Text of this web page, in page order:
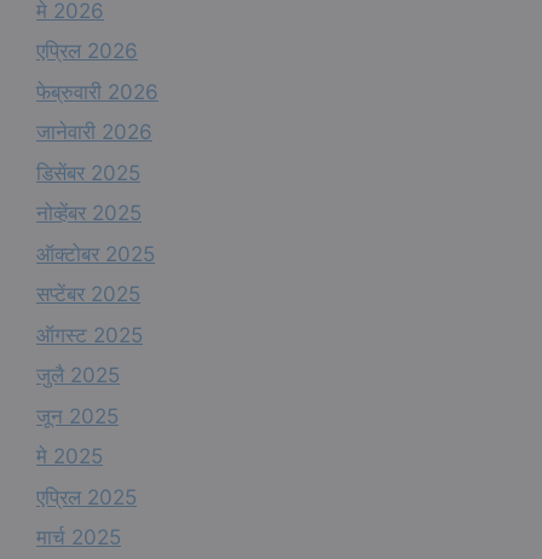
मे 2026
एप्रिल 2026
फेब्रुवारी 2026
जानेवारी 2026
डिसेंबर 2025
नोव्हेंबर 2025
ऑक्टोबर 2025
सप्टेंबर 2025
ऑगस्ट 2025
जुलै 2025
जून 2025
मे 2025
एप्रिल 2025
मार्च 2025